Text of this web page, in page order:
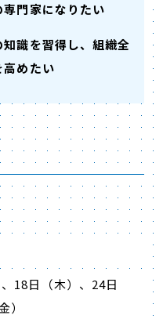
門家になりたい
識を習得し、組織全
高めたい
18日（木）、 24日
）